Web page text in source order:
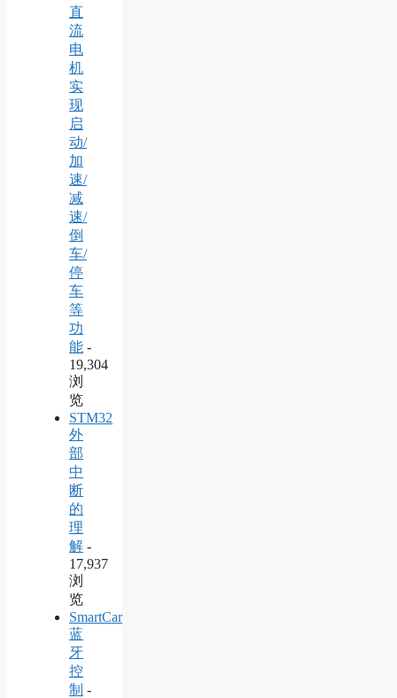
直
流
电
机
实
现
启
动/
加
速/
减
速/
倒
车/
停
车
等
功
能 -
19,304
浏
览
STM32
外
部
中
断
的
理
解 -
17,937
浏
览
SmartCar
蓝
牙
控
制 -